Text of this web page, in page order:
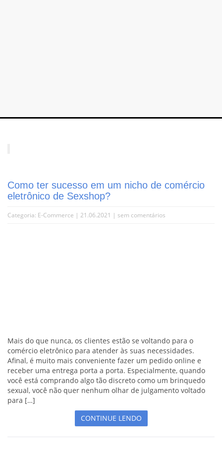
Como ter sucesso em um nicho de comércio
eletrônico de Sexshop?
Categoria: E-Commerce | 21.06.2021 | sem comentários
Mais do que nunca, os clientes estão se voltando para o
comércio eletrônico para atender às suas necessidades.
Afinal, é muito mais conveniente fazer um pedido online e
receber uma entrega porta a porta. Especialmente, quando
você está comprando algo tão discreto como um brinquedo
sexual, você não quer nenhum olhar de julgamento voltado
para […]
CONTINUE LENDO